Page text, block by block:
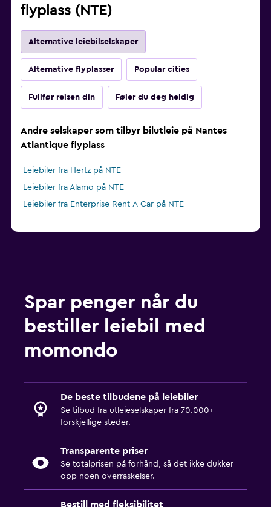
flyplass (NTE)
Alternative leiebilselskaper
Alternative flyplasser Popular cities
Fullfør reisen din Føler du deg heldig
Andre selskaper som tilbyr bilutleie på Nantes
Atlantique flyplass
Leiebiler fra Hertz på NTE
Leiebiler fra Alamo på NTE
Leiebiler fra Enterprise Rent-A-Car på NTE
Spar penger når du
bestiller leiebil med
momondo
De beste tilbudene på leiebiler
Se tilbud fra utleieselskaper fra 70.000+
forskjellige steder.
Transparente priser
Se totalprisen på forhånd, så det ikke dukker
opp noen overraskelser.
Bestill med fleksibilitet